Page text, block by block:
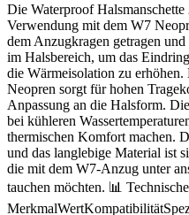
Die Waterproof
Verwendung mit dem W7
dem Anzugkragen getragen
im Halsbereich, um das
die Wärmeisolation zu
Neopren sorgt für hohen
Anpassung an die Halsform.
bei kühleren
thermischen Komfort machen.
und das langlebige Material ist
die mit dem W7-Anzug unter
tauchen möchten. 📊